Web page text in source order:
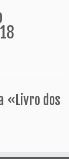
«Livro dos